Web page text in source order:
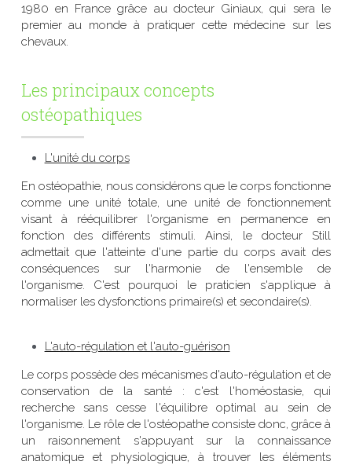
1980 en France grâce au docteur Giniaux, qui sera le
premier au monde à pratiquer cette médecine sur les
chevaux.
Les principaux concepts
ostéopathiques
L'unité du corps
En ostéopathie, nous considérons que le corps fonctionne
comme une unité totale, une unité de fonctionnement
visant à rééquilibrer l'organisme en permanence en
fonction des différents stimuli. Ainsi, le docteur Still
admettait que l'atteinte d'une partie du corps avait des
conséquences sur l'harmonie de l'ensemble de
l'organisme. C'est pourquoi le praticien s'applique à
normaliser les dysfonctions primaire(s) et secondaire(s).
L'auto-régulation et l'auto-guérison
Le corps possède des mécanismes d'auto-régulation et de
conservation de la santé : c'est l'homéostasie, qui
recherche sans cesse l'équilibre optimal au sein de
l'organisme. Le rôle de l'ostéopathe consiste donc, grâce à
un raisonnement s'appuyant sur la connaissance
anatomique et physiologique, à trouver les éléments